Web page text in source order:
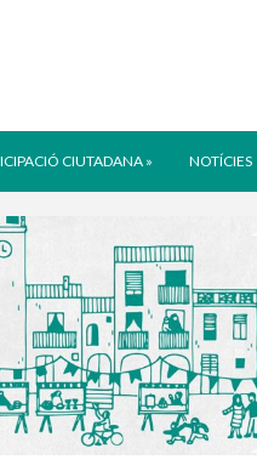
CIUTADANA» NOTÍCIES